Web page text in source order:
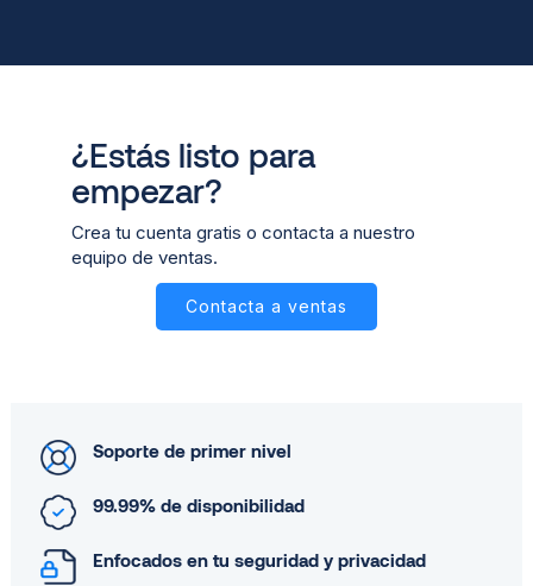
¿Estás listo para
empezar?
Crea tu cuenta gratis o contacta a nuestro
equipo de ventas.
Contacta a ventas
Soporte de primer nivel
99.99% de disponibilidad
Enfocados en tu seguridad y privacidad